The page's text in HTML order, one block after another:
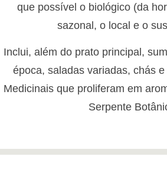
que possível o biológico (da
sazonal, o local e o
Inclui, além do prato principal,
época, saladas variadas, chás
Medicinais que proliferam em
Serpente